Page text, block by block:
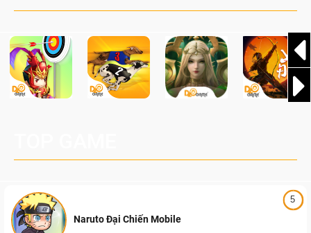
5
Naruto Đại Chiến Mobile